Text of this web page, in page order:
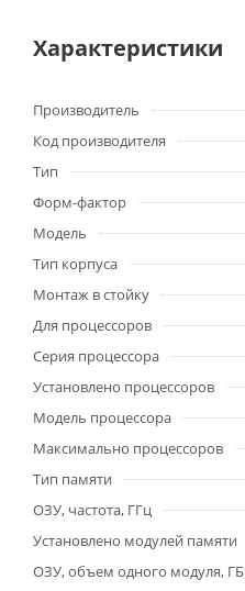
Характеристики
Производитель
Код производителя
Тип
Форм-фактор
Модель
Тип корпуса
Монтаж в стойку
Для процессоров
Серия процессора
Установлено процессоров
Модель процессора
Максимально процессоров
Тип памяти
ОЗУ, частота, ГГц
Установлено модулей памяти
ОЗУ, объем одного модуля, ГБ